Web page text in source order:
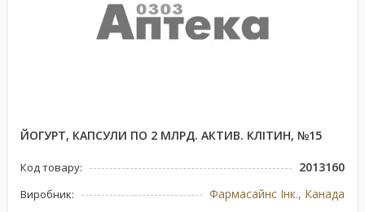
ЙОГУРТ, КАПСУЛИ ПО 2 МЛРД. АКТИВ. КЛІТИН, №15
Код товару: 2013160
Виробник: Фармасайнс Інк., Канада